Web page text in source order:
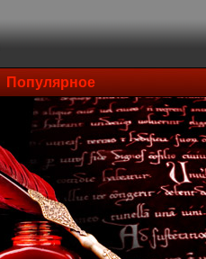
Популярное